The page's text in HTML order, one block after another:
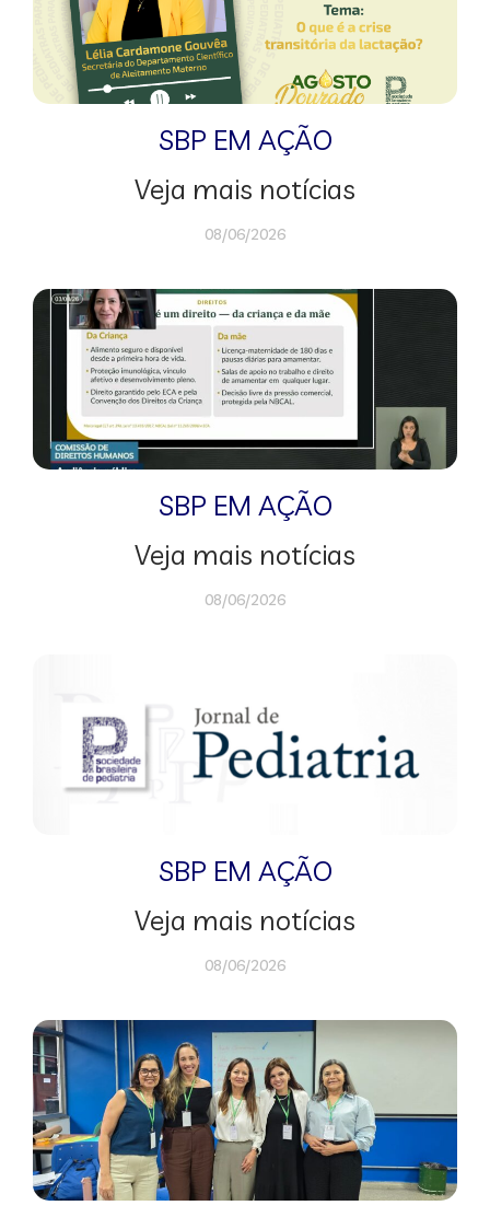
SBP EM AÇÃO
Veja mais notícias
08/06/2026
SBP EM AÇÃO
Veja mais notícias
08/06/2026
SBP EM AÇÃO
Veja mais notícias
08/06/2026